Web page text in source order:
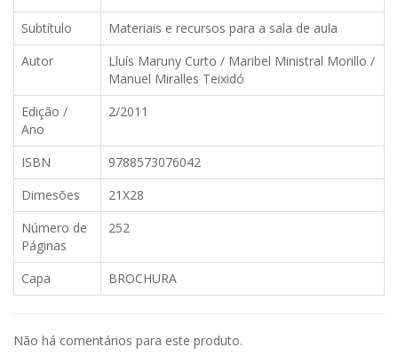
Subtítulo
Materiais e recursos para a sala de aula
Autor
Lluís Maruny Curto / Maribel Ministral Morillo /
Manuel Miralles Teixidó
Edição /
Ano
2/2011
ISBN
9788573076042
Dimesões
21X28
Número de
Páginas
252
Capa BROCHURA
Não há comentários para este produto.